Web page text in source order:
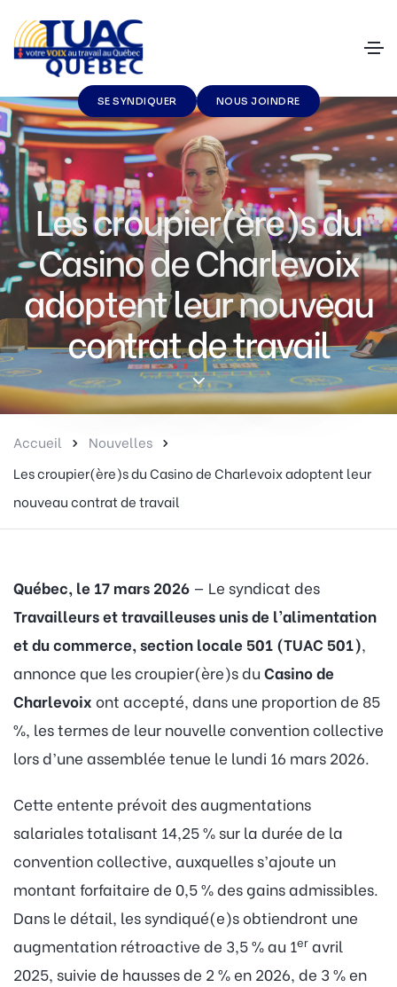
SE SYNDIQUER NOUS JOINDRE
Les croupier(ère)s du
Casino de Charlevoix
adoptent leur nouveau
contrat de travail
Accueil
Nouvelles
Les croupier(ère)s du Casino de Charlevoix adoptent leur
nouveau contrat de travail
Québec, le 17 mars 2026 — Le syndicat des
Travailleurs et travailleuses unis de l’alimentation
et du commerce, section locale 501 (TUAC 501),
annonce que les croupier(ère)s du Casino de
Charlevoix ont accepté, dans une proportion de 85
%, les termes de leur nouvelle convention collective
lors d’une assemblée tenue le lundi 16 mars 2026.
Cette entente prévoit des augmentations
salariales totalisant 14,25 % sur la durée de la
convention collective, auxquelles s’ajoute un
montant forfaitaire de 0,5 % des gains admissibles.
Dans le détail, les syndiqué(e)s obtiendront une
augmentation rétroactive de 3,5 % au 1er avril
2025, suivie de hausses de 2 % en 2026, de 3 % en